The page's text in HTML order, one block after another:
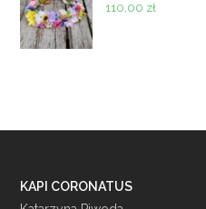
110,00 zł
KAPI CORONATUS